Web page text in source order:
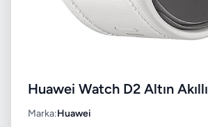
Huawei Watch D2 Altın
Marka:Huawei